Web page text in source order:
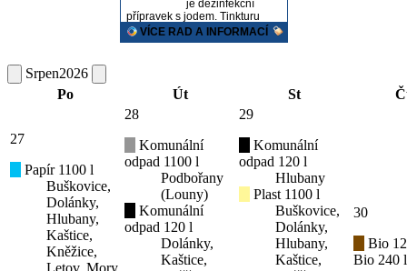
Srpen2026
Po
Út St
27
Papír 1100 l
Buškovice,
Dolánky,
Hlubany,
Kaštice,
Kněžice,
Letov, Mory,
28
Komunální
odpad 1100 l
Podbořany
(Louny)
Komunální
odpad 120 l
Dolánky,
Kaštice,
29
Komunální
odpad 120 l
Hlubany
Plast 1100 l
Buškovice,
Dolánky,
Hlubany,
Kaštice,
30
Bio
Bio 240 l